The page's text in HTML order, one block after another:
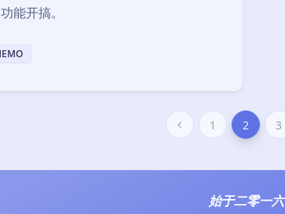
能开搞。
1 2 3
始于二零一六